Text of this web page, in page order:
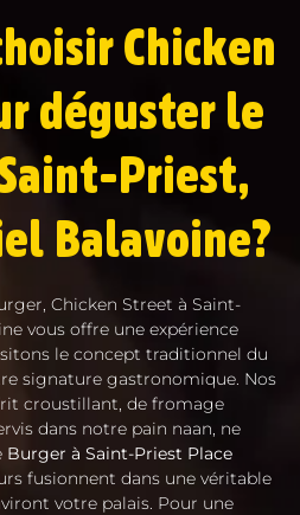
Chicken
déguster le
Priest,
Balavoine?
Chicken Street à Saint-
vous offre une expérience
le concept traditionnel du
signature gastronomique. Nos
croustillant, de fromage
dans notre pain naan, ne
Burger à Saint-Priest Place
fusionnent dans une véritable
votre palais. Pour une